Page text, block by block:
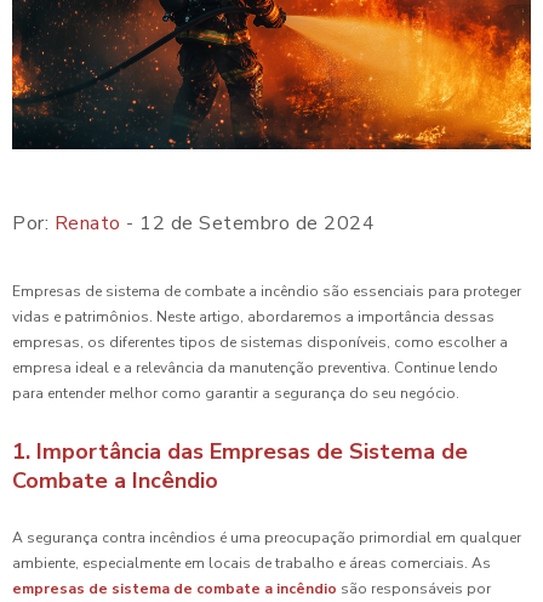
Por: Renato - 12 de Setembro de 2024
Empresas de sistema de combate a incêndio são essenciais para proteger
vidas e patrimônios. Neste artigo, abordaremos a importância dessas
empresas, os diferentes tipos de sistemas disponíveis, como escolher a
empresa ideal e a relevância da manutenção preventiva. Continue lendo
para entender melhor como garantir a segurança do seu negócio.
1. Importância das Empresas de Sistema de
Combate a Incêndio
A segurança contra incêndios é uma preocupação primordial em qualquer
ambiente, especialmente em locais de trabalho e áreas comerciais. As
empresas de sistema de combate a incêndio são responsáveis por